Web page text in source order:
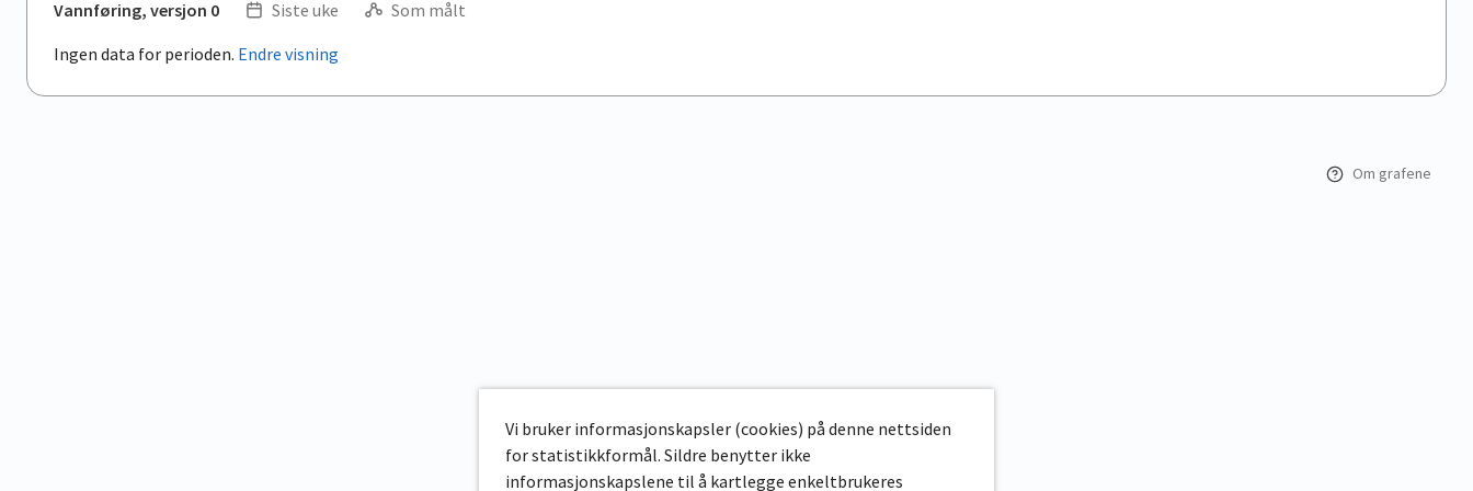
Vannføring, versjon 0 Siste uke
Som målt
Ingen data for perioden. Endre visning
Om grafene
Vi bruker informasjonskapsler (cookies) på denne nettsiden
for statistikkformål. Sildre benytter ikke
informasjonskapslene til å kartlegge enkeltbrukeres